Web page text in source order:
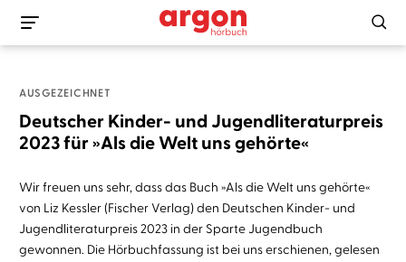
AUSGEZEICHNET
Deutscher Kinder- und Jugendliteraturpreis
2023 für »Als die Welt uns gehörte«
Wir freuen uns sehr, dass das Buch »Als die Welt uns gehörte«
von Liz Kessler (Fischer Verlag) den Deutschen Kinder- und
Jugendliteraturpreis 2023 in der Sparte Jugendbuch
gewonnen. Die Hörbuchfassung ist bei uns erschienen, gelesen